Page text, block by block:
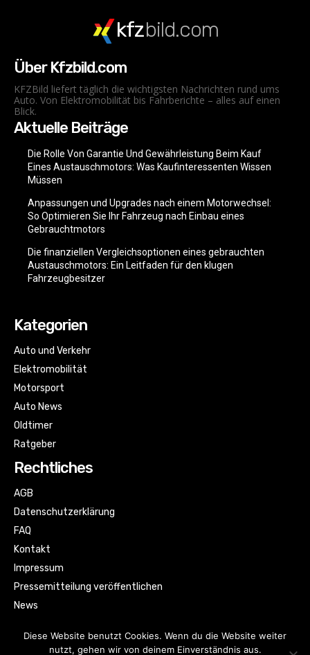
kfzbild.com
Über Kfzbild.com
KFZBild liefert täglich die wichtigsten Nachrichten rund ums
Auto. Von Elektromobilität bis Fahrberichte – alles auf einen
Blick.
Aktuelle Beiträge
Die Rolle Von Garantie Und Gewährleistung Beim Kauf
Eines Austauschmotors: Was Kaufinteressenten Wissen
Müssen
Anpassungen und Upgrades nach einem Motorwechsel:
So Optimieren Sie Ihr Fahrzeug nach Einbau eines
Gebrauchtmotors
Die finanziellen Vergleichsoptionen eines gebrauchten
Austauschmotors: Ein Leitfaden für den klugen
Fahrzeugbesitzer
Kategorien
Auto und Verkehr
Elektromobilität
Motorsport
Auto News
Oldtimer
Ratgeber
Rechtliches
AGB
Datenschutzerklärung
FAQ
Kontakt
Impressum
Pressemitteilung veröffentlichen
News
Diese Website benutzt Cookies. Wenn du die Website weiter
nutzt, gehen wir von deinem Einverständnis aus.